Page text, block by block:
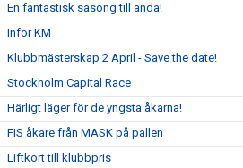
En fantastisk säsong till ända!
Inför KM
Klubbmästerskap 2 April - Save the date!
Stockholm Capital Race
Härligt läger för de yngsta åkarna!
FIS åkare från MASK på pallen
Liftkort till klubbpris